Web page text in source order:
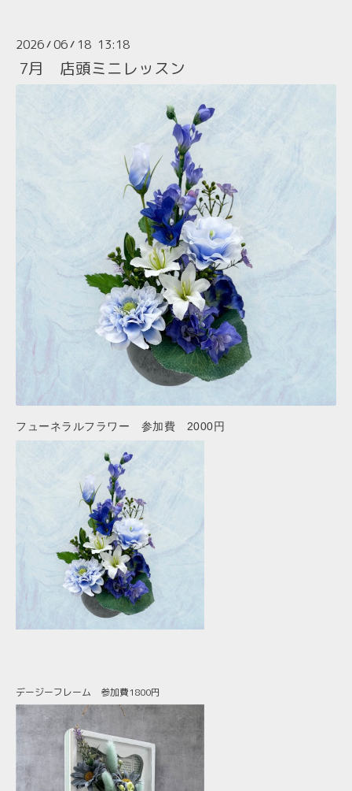
2026/06/ 18 13:18
7月 店頭ミニレッスン
フューネラルフラワー 参加費 2000円
デージーフレーム 参加費1800円